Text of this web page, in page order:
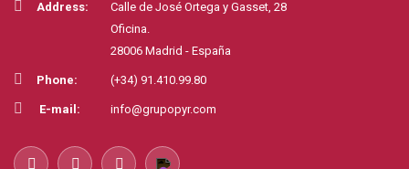
Address:
Calle de José Ortega y Gasset, 28
Oficina.
28006 Madrid - España
Phone: (+34) 91.410.99.80
E-mail: info@grupopyr.com